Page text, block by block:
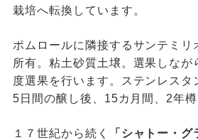
栽培へ転換しています。
ポムロールに隣接するサンテミリ
所有。粘土砂質土壌。選果しなが
度選果を行います。ステンレスタ
5日間の醸し後、15カ月間、2年樽
１７世紀から続く
「シャトー・